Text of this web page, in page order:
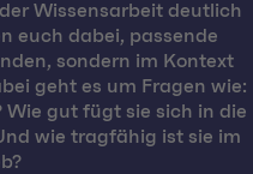
Wissensarbeit deutlich
euch dabei, passende
sondern im Kontext
geht es um Fragen wie:
gut fügt sie sich in die
wie tragfähig ist sie im